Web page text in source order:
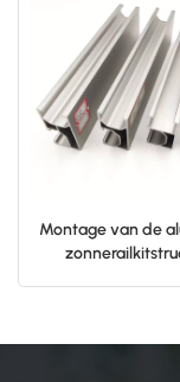
Montage van de